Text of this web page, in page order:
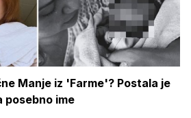
Manje iz 'Farme'? Postala je
posebno ime